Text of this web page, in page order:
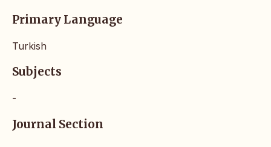
Primary Language
Turkish
Subjects
-
Journal Section